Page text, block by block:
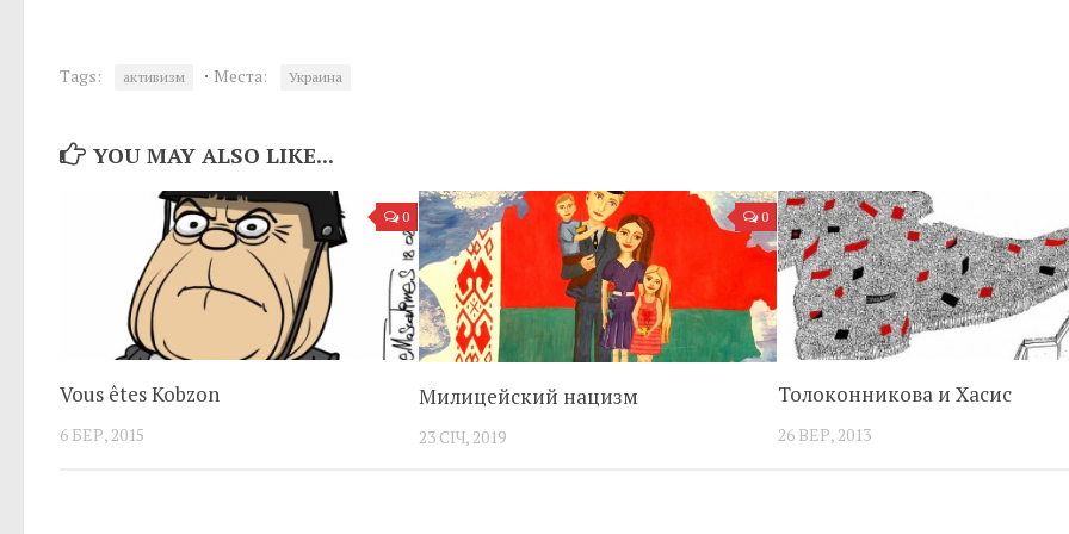
Tags: активизм · Места: Украина
YOU MAY ALSO LIKE...
0
Vous êtes Kobzon
6 БЕР, 2015
0
Милицейский нацизм
23 СІЧ, 2019
Толоконникова и Хасис
26 ВЕР, 2013